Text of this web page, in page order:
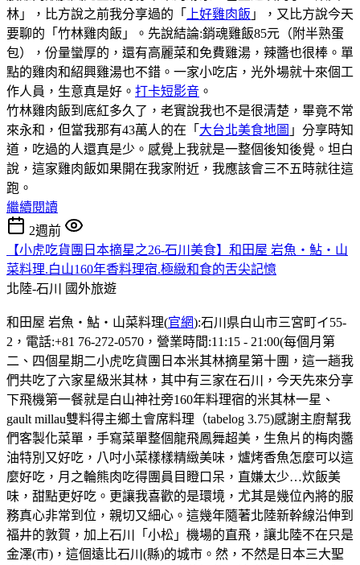
林」，比方說之前我分享過的「
上好雞肉飯 」，又比方說今天
要聊的「竹林雞肉飯」。先說結論:銷魂雞飯85元（附半熟蛋
包），份量蠻厚的，還有高麗菜和免費雞湯，辣醬也很棒。單
點的雞肉和紹興雞湯也不錯。一家小吃店，光外場就十來個工
作人員，生意真是好。 打卡短影音 。
竹林雞肉飯到底紅多久了，老實說我也不是很清楚，畢竟不常
來永和，但當我那有43萬人的在「 大台北美食地圖 」分享時知
道，吃過的人還真是少。感覺上我就是一整個後知後覺。坦白
說，這家雞肉飯如果開在我家附近，我應該會三不五時就往這
跑。
繼續閱讀
2週前
【小虎吃貨團日本摘星之26-石川美食】和田屋 岩魚・鮎・山
菜料理.白山160年香料理宿.極緻和食的舌尖記憶
北陸-石川
國外旅遊
和田屋 岩魚・鮎・山菜料理(官網):石川県白山市三宮町イ55-
2，電話:+81 76-272-0570，營業時間:11:15 - 21:00(每個月第
二、四個星期二小虎吃貨團日本米其林摘星第十團，這一趟我
們共吃了六家星級米其林，其中有三家在石川，今天先來分享
下飛機第一餐就是白山神社旁160年料理宿的米其林一星、
gault millau雙料得主鄉土會席料理（tabelog 3.75)感謝主廚幫我
們客製化菜單，手寫菜單整個龍飛鳳舞超美，生魚片的梅肉醬
油特別又好吃，八吋小菜樣樣精緻美味，爐烤香魚怎麼可以這
麼好吃，月之輪熊肉吃得團員目瞪口呆，直嫌太少…炊飯美
味，甜點更好吃。更讓我喜歡的是環境，尤其是幾位內將的服
務真心非常到位，親切又細心。這幾年隨著北陸新幹線沿伸到
福井的敦賀，加上石川「小松」機場的直飛，讓北陸不在只是
金澤(市)，這個遠比石川(縣)的城市。然，不然是日本三大聖